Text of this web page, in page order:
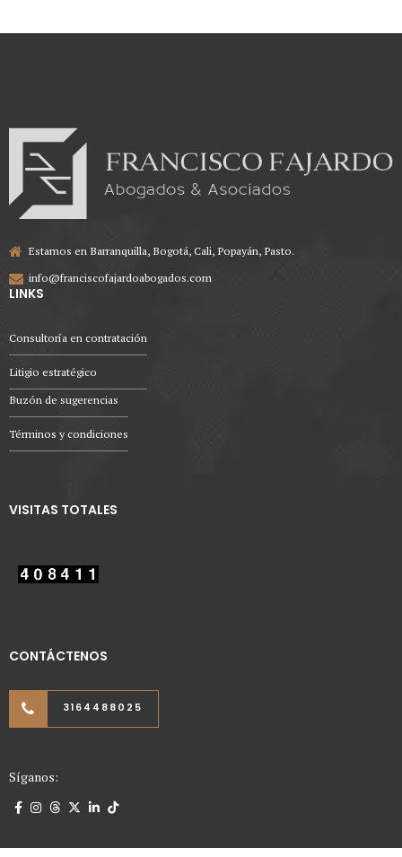
Estamos en Barranquilla, Bogotá, Cali, Popayán, Pasto.
info@franciscofajardoabogados.com
LINKS
Consultoría en contratación
Litigio estratégico
Buzón de sugerencias
Términos y condiciones
VISITAS TOTALES
CONTÁCTENOS
3164488025
Síganos: